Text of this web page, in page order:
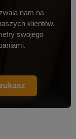
nam na
klientów.
swojego